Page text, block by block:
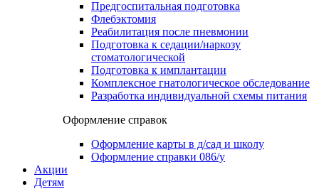
Предгоспитальная подготовка
Флебэктомия
Реабилитация после пневмонии
Подготовка к седации/наркозу
стоматологической
Подготовка к имплантации
Комплексное гнатологическое обследование
Разработка индивидуальной схемы питания
Оформление справок
Оформление карты в д/сад и школу
Оформление справки 086/у
Акции
Детям